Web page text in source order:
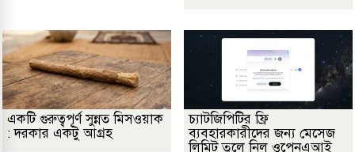
একটি গুরুত্বপূর্ণ সুন্নত মিসওয়াক
: দরকার একটু আগ্রহ
চ্যাটজিপিটির ফ্রি
ব্যবহারকারীদের জন্য মেসেজ
লিমিট তুলে নিল ওপেনএআই